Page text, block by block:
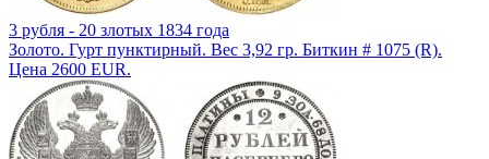
3 рубля - 20 злотых 1834 года
Золото. Гурт пунктирный. Вес 3,92 гр. Биткин # 1075 (R).
Цена 2600 EUR.